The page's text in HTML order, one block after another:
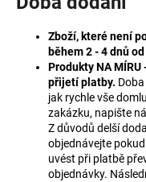
Zboží, které není
během 2 - 4 dnů
Produkty NA
přijetí platby.
jak rychle vše
zakázku, napište
Z důvodů delší
objednávejte
uvést při platbě
objednávky.